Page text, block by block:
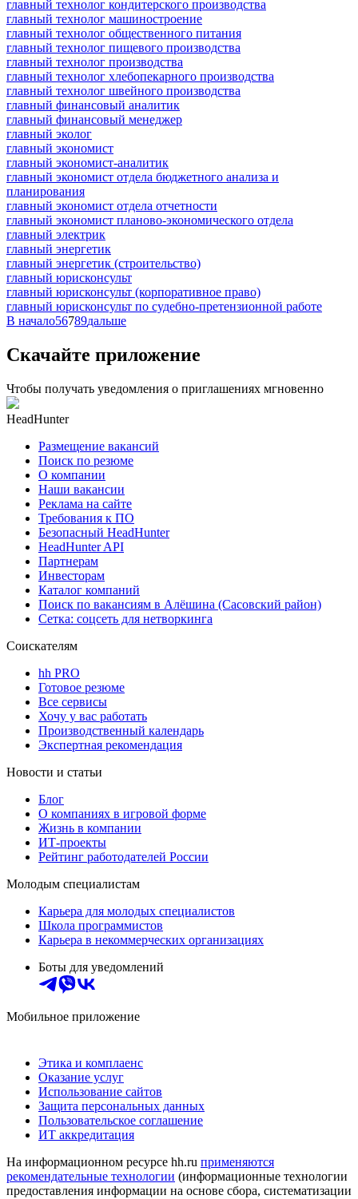
главный технолог кондитерского производства
главный технолог машиностроение
главный технолог общественного питания
главный технолог пищевого производства
главный технолог производства
главный технолог хлебопекарного производства
главный технолог швейного производства
главный финансовый аналитик
главный финансовый менеджер
главный эколог
главный экономист
главный экономист-аналитик
главный экономист отдела бюджетного анализа и
планирования
главный экономист отдела отчетности
главный экономист планово-экономического отдела
главный электрик
главный энергетик
главный энергетик (строительство)
главный юрисконсульт
главный юрисконсульт (корпоративное право)
главный юрисконсульт по судебно-претензионной работе
В начало56789дальше
Скачайте приложение
Чтобы получать уведомления о приглашениях мгновенно
HeadHunter
Размещение вакансий
Поиск по резюме
О компании
Наши вакансии
Реклама на сайте
Требования к ПО
Безопасный HeadHunter
HeadHunter API
Партнерам
Инвесторам
Каталог компаний
Поиск по вакансиям в Алёшина (Сасовский район)
Сетка: соцсеть для нетворкинга
Соискателям
hh PRO
Готовое резюме
Все сервисы
Хочу у вас работать
Производственный календарь
Экспертная рекомендация
Новости и статьи
Блог
О компаниях в игровой форме
Жизнь в компании
ИТ-проекты
Рейтинг работодателей России
Молодым специалистам
Карьера для молодых специалистов
Школа программистов
Карьера в некоммерческих организациях
Боты для уведомлений
Мобильное приложение
Этика и комплаенс
Оказание услуг
Использование сайтов
Защита персональных данных
Пользовательское соглашение
ИТ аккредитация
На информационном ресурсе hh.ru применяются
рекомендательные технологии (информационные технологии
предоставления информации на основе сбора, систематизации